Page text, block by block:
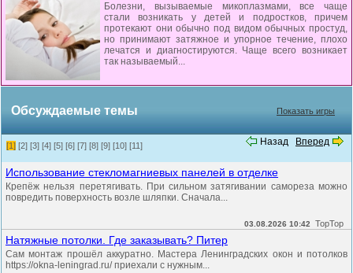
Болезни, вызываемые микоплазмами, все чаще
стали возникать у детей и подростков, причем
протекают они обычно под видом обычных простуд,
но принимают затяжное и упорное течение, плохо
лечатся и диагностируются. Чаще всего возникает
так называемый...
Обсуждаемые темы Показать игры
Назад Вперед
[1] [2] [3] [4] [5] [6] [7] [8] [9] [10] [11]
Использование стекломагниевых панелей в отделке
Крепёж нельзя перетягивать. При сильном затягивании самореза можно
повредить поверхность возле шляпки. Сначала...
03.08.2026 10:42 TopTop
Натяжные потолки. Где заказывать? Питер
Сам монтаж прошёл аккуратно. Мастера Ленинградских окон и потолков
https://okna-leningrad.ru/ приехали с нужным...